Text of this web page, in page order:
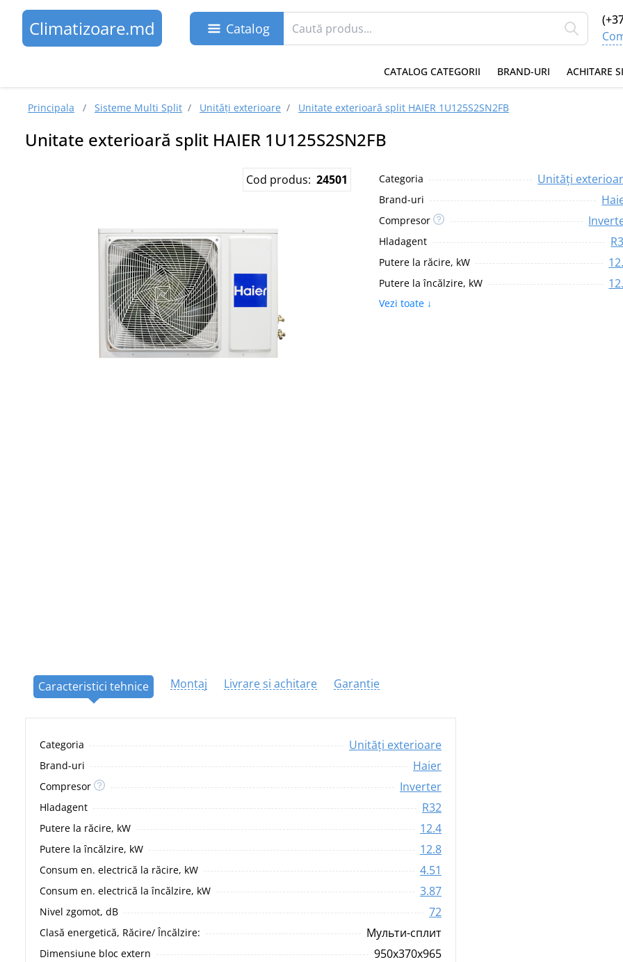
Climatizoare.md Catalog
CATALOG CATEGORII BRAND-URI ACHITARE
Principala / Sisteme Multi Split / Unități exterioare / Unitate exterioară split HAIER 1U125S2SN2FB
Unitate exterioară split HAIER 1U125S2SN2FB
Cod produs: 24501 Categoria Unități
Brand-uri
Compresor
Hladagent
Putere la răcire, kW
Putere la încălzire, kW
Vezi toate ↓
Caracteristici tehnice Montaj Livrare si achitare Garantie
Categoria Unități exterioare
Brand-uri Haier
Compresor Inverter
Hladagent R32
Putere la răcire, kW 12.4
Putere la încălzire, kW 12.8
Consum en. electrică la răcire, kW 4.51
Consum en. electrică la încălzire, kW 3.87
Nivel zgomot, dB 72
Clasă energetică, Răcire/ Încălzire: Мульти-сплит
Dimensiune bloc extern 950x370x965